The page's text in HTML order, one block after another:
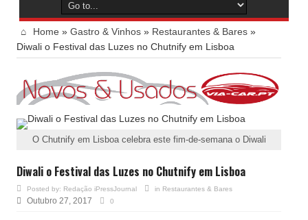
Home » Gastro & Vinhos » Restaurantes & Bares »
Diwali o Festival das Luzes no Chutnify em Lisboa
O Chutnify em Lisboa celebra este fim-de-semana o Diwali
Diwali o Festival das Luzes no Chutnify em Lisboa
Posted by: Redação iPressJournal in Restaurantes & Bares
Outubro 27, 2017 0